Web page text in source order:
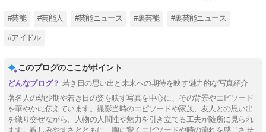
#芸能 #芸能人 #芸能ニュース #裏芸能 #裏芸能ニュース
#アイドル
このブログのここがポイント
若き日の思い出と未来への期待を映す魅力的な写真紹介
著名人の幼少期や若き日の姿を映す写真を中心に、その背景やエピソード
を華やかに伝えています。撮影当時のエピソードや家族、友人との思い出
を織り交ぜながら、人物の人間性や魅力を引き立てる工夫が随所に見られ
ます。親しみやすさとともに、胸に響くエピソードや時の流れを感じさせ